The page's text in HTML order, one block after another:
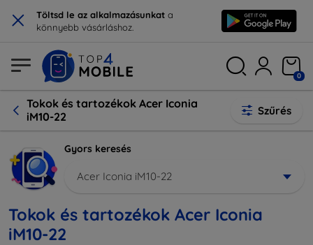
× Töltsd le az alkalmazásunkat a
könnyebb vásárláshoz.
0
Tokok és tartozékok Acer Iconia
iM10-22
Szűrés
Gyors keresés
Acer Iconia iM10-22
Tokok és tartozékok Acer Iconia
iM10-22